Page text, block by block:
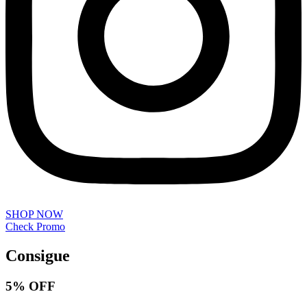
SHOP NOW
Check Promo
Consigue
5% OFF